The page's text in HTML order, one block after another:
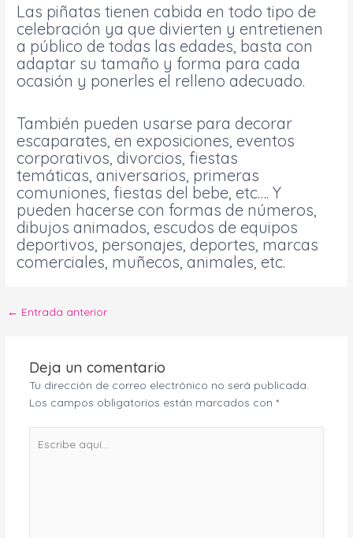
Las piñatas tienen cabida en todo tipo de
celebración ya que divierten y entretienen
a público de todas las edades, basta con
adaptar su tamaño y forma para cada
ocasión y ponerles el relleno adecuado.
También pueden usarse para decorar
escaparates, en exposiciones, eventos
corporativos, divorcios, fiestas
temáticas, aniversarios, primeras
comuniones, fiestas del bebe, etc…. Y
pueden hacerse con formas de números,
dibujos animados, escudos de equipos
deportivos, personajes, deportes, marcas
comerciales, muñecos, animales, etc.
← Entrada anterior
Deja un comentario
Tu dirección de correo electrónico no será publicada.
Los campos obligatorios están marcados con *
aquí...